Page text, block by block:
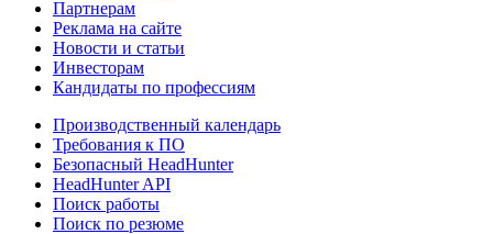
Партнерам
Реклама на сайте
Новости и статьи
Инвесторам
Кандидаты по профессиям
Производственный календарь
Требования к ПО
Безопасный HeadHunter
HeadHunter API
Поиск работы
Поиск по резюме